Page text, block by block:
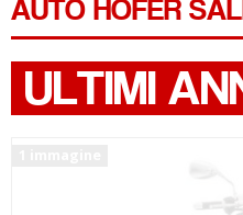
AUTO HOFER
ULTIMI